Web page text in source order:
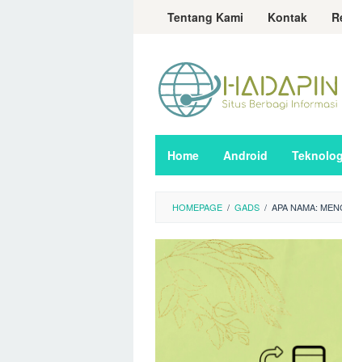
LoncatTentang Kami Kontak
Home Android
HOMEPAGE / GADS / APA NAMA: